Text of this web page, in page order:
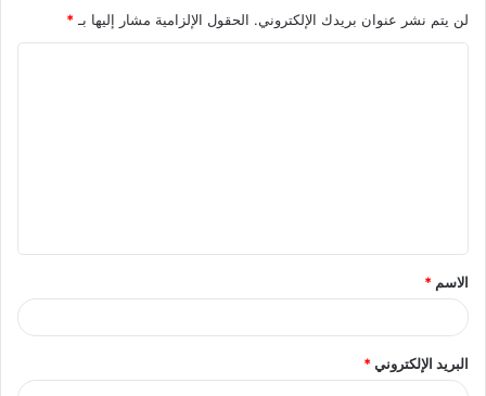
لن يتم نشر عنوان بريدك الإلكتروني. الحقول الإلزامية مشار إليها بـ *
ق
*
الاسم *
البريد الإلكتروني*